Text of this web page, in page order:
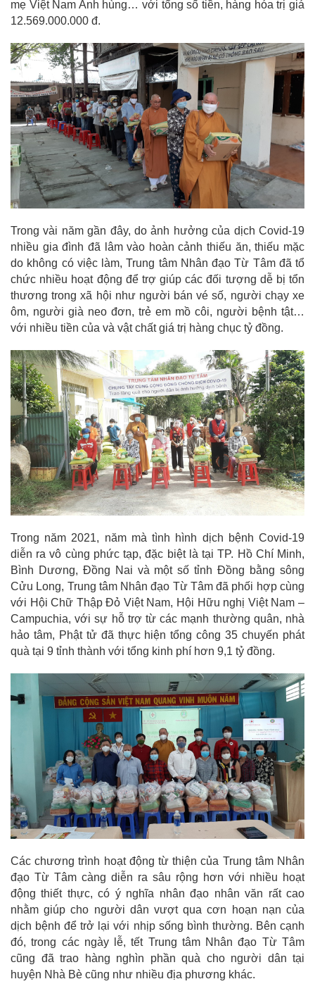
mẹ Việt Nam Anh hùng… với tổng số tiền, hàng hóa trị giá
12.569.000.000 đ.
Trong vài năm gần đây, do ảnh hưởng của dịch Covid-19
nhiều gia đình đã lâm vào hoàn cảnh thiếu ăn, thiếu mặc
do không có việc làm, Trung tâm Nhân đạo Từ Tâm đã tổ
chức nhiều hoạt động để trợ giúp các đối tượng dễ bị tổn
thương trong xã hội như người bán vé số, người chạy xe
ôm, người già neo đơn, trẻ em mồ côi, người bệnh tật…
với nhiều tiền của và vật chất giá trị hàng chục tỷ đồng.
Trong năm 2021, năm mà tình hình dịch bệnh Covid-19
diễn ra vô cùng phức tạp, đặc biệt là tại TP. Hồ Chí Minh,
Bình Dương, Đồng Nai và một số tỉnh Đồng bằng sông
Cửu Long, Trung tâm Nhân đạo Từ Tâm đã phối hợp cùng
với Hội Chữ Thập Đỏ Việt Nam, Hội Hữu nghị Việt Nam –
Campuchia, với sự hỗ trợ từ các mạnh thường quân, nhà
hảo tâm, Phật tử đã thực hiện tổng công 35 chuyến phát
quà tại 9 tỉnh thành với tổng kinh phí hơn 9,1 tỷ đồng.
Các chương trình hoạt động từ thiện của Trung tâm Nhân
đạo Từ Tâm càng diễn ra sâu rộng hơn với nhiều hoạt
động thiết thực, có ý nghĩa nhân đạo nhân văn rất cao
nhằm giúp cho người dân vượt qua cơn hoạn nạn của
dịch bệnh để trở lại với nhịp sống bình thường. Bên cạnh
đó, trong các ngày lễ, tết Trung tâm Nhân đạo Từ Tâm
cũng đã trao hàng nghìn phần quà cho người dân tại
huyện Nhà Bè cũng như nhiều địa phương khác.